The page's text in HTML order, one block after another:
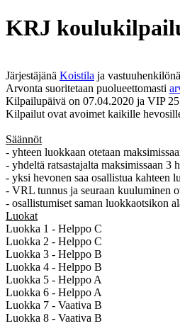
KRJ
Järjestäjänä Koistila ja
Arvonta suoritetaan puolueettomasti
Kilpailupäivä on 07.04.2020 ja VIP
Kilpailut ovat avoimet kaikille
Säännöt
- yhteen luokkaan otetaan
- yhdeltä ratsastajalta maksimissaan 3
- yksi hevonen saa osallistua kahteen
- VRL tunnus ja seuraan kuuluminen
- osallistumiset saman luokkaotsikon
Luokat
Luokka 1 - Helppo C
Luokka 2 - Helppo C
Luokka 3 - Helppo B
Luokka 4 - Helppo B
Luokka 5 - Helppo A
Luokka 6 - Helppo A
Luokka 7 - Vaativa B
Luokka 8 - Vaativa B